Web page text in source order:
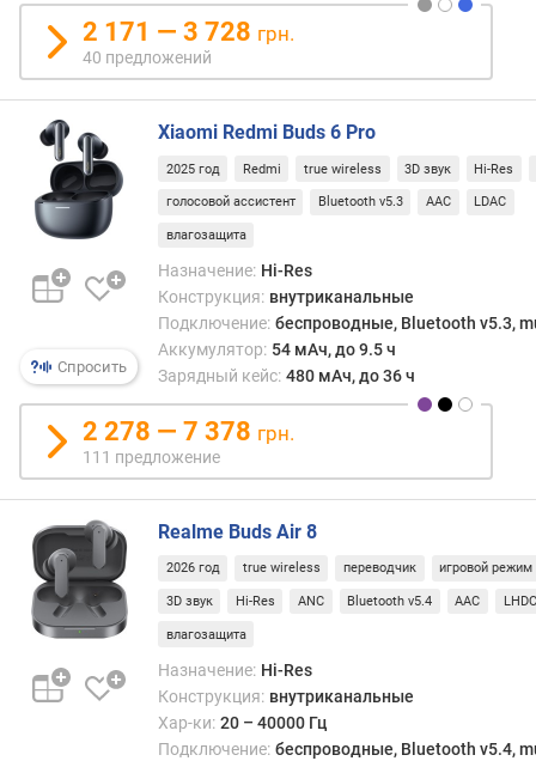
б
е
д
л
и
н
а
к
а
л
я
м
а
д
и
у
с
д
е
2 171 — 3 728 грн.
40 предложений
Спросить
Xiaomi Redmi Buds 6 Pro
2025 год Redmi true wireless 3D звук Hi-Res
голосовой ассистент Bluetooth v5.3 AAC LDAC
влагозащита
Назначение: Hi-Res
Конструкция: внутриканальные
Подключение: беспроводные, Bluetooth v5.3,
Аккумулятор: 54 мАч, до 9.5 ч
Зарядный кейс: 480 мАч, до 36 ч
2 278 — 7 378 грн.
111 предложение
Realme Buds Air 8
2026 год true wireless переводчик игровой режим
3D звук Hi-Res ANC Bluetooth v5.4 AAC LHDC
влагозащита
Назначение: Hi-Res
Конструкция: внутриканальные
Хар-ки: 20 – 40000 Гц
Подключение: беспроводные, Bluetooth v5.4,